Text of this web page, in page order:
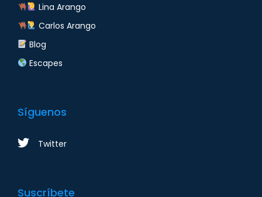
Lina Arango
Carlos Arango
Blog
Escapes
Síguenos
Twitter
Suscríbete